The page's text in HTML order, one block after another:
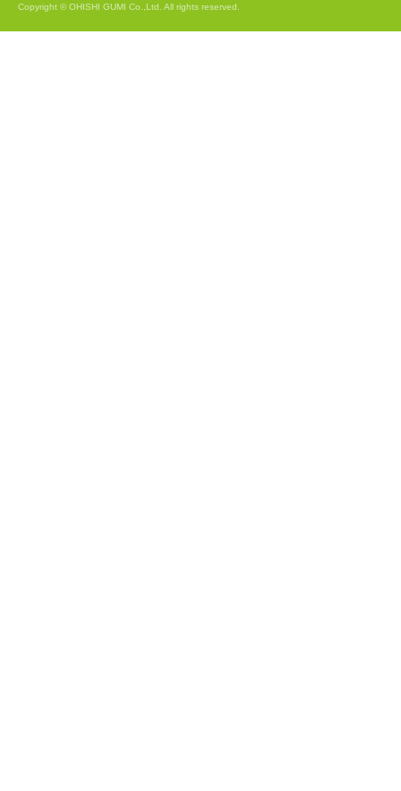
Copyright © OHISHI GUMI Co.,Ltd. All rights reserved.